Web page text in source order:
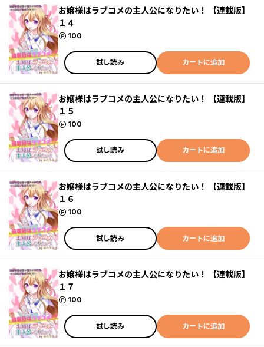
お嬢様はラブコメの主人公になりたい！ 【連載版】
１４
100
ポイント
試し読み カートに追加
お嬢様はラブコメの主人公になりたい！ 【連載版】
１５
100
ポイント
試し読み カートに追加
お嬢様はラブコメの主人公になりたい！ 【連載版】
１６
100
ポイント
試し読み カートに追加
お嬢様はラブコメの主人公になりたい！ 【連載版】
１７
100
ポイント
試し読み カートに追加